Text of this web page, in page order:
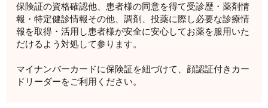
保険証の資格確認他、患者様の同意を得て受診歴・薬剤情
報・特定健診情報その他、調剤、投薬に際し必要な診療情
報を取得・活用し患者様が安全に安心してお薬を服用いた
だけるよう対処して参ります。
マイナンバーカードに保険証を紐づけて、顔認証付きカー
ドリーダーをご利用ください。